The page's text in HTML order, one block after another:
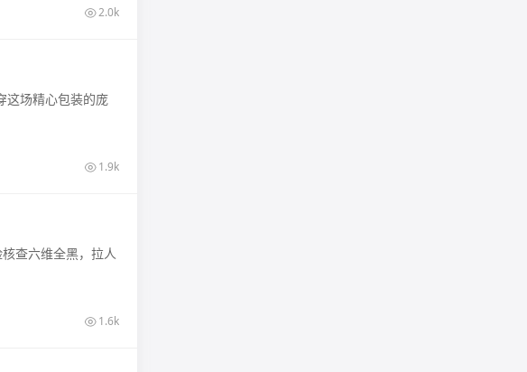
2.0k
这场精心包装的庞
1.9k
查六维全黑，拉人
1.6k